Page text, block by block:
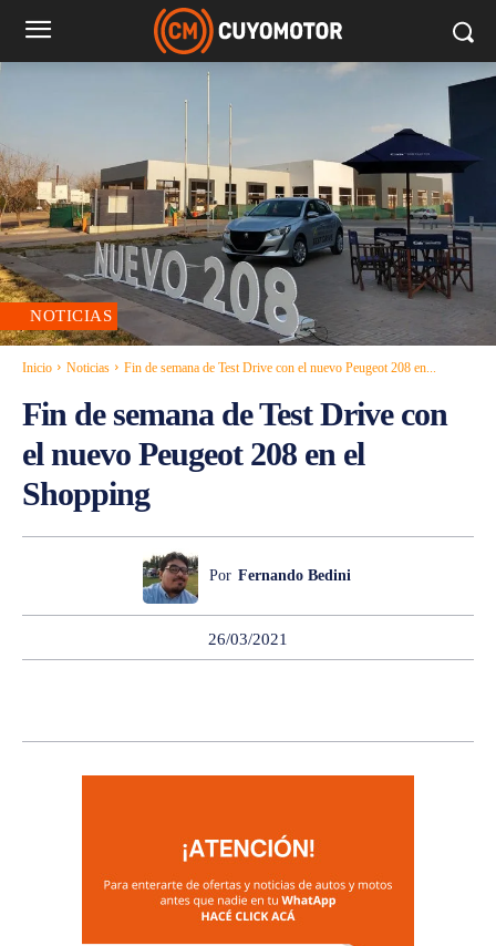
NOTICIAS
Inicio Noticias Fin de semana de Test Drive con el nuevo Peugeot 208 en...
Fin de semana de Test Drive con
el nuevo Peugeot 208 en el
Shopping
Por Fernando Bedini
26/03/2021